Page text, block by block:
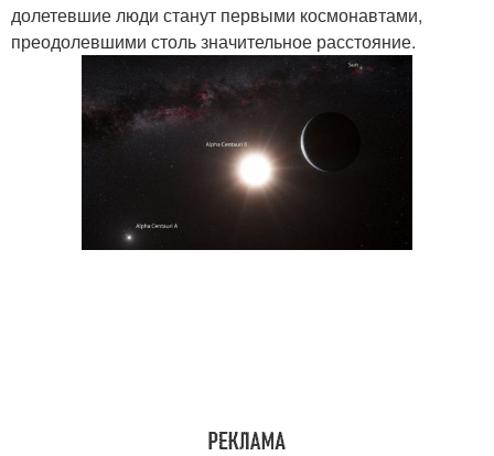
долетевшие люди станут первыми космонавтами,
преодолевшими столь значительное расстояние.